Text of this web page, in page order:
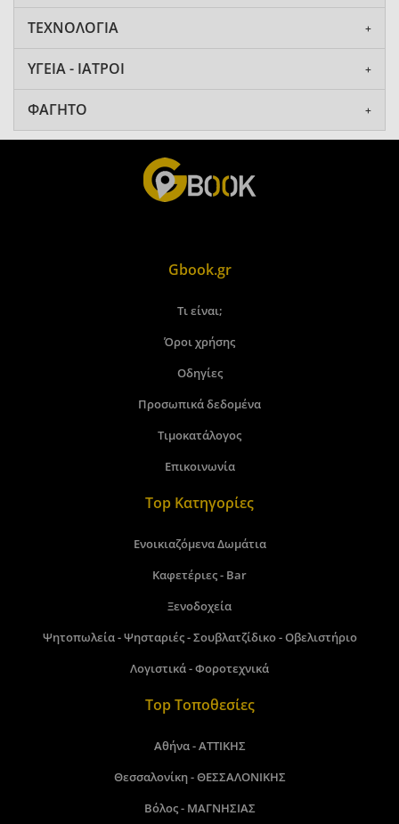
ΤΕΧΝΟΛΟΓΙΑ
ΥΓΕΙΑ - ΙΑΤΡΟΙ
ΦΑΓΗΤΟ
Gbook.gr
Τι είναι;
Όροι χρήσης
Οδηγίες
Προσωπικά δεδομένα
Τιμοκατάλογος
Επικοινωνία
Top Κατηγορίες
Ενοικιαζόμενα Δωμάτια
Καφετέριες - Bar
Ξενοδοχεία
Ψητοπωλεία - Ψησταριές - Σουβλατζίδικο - Οβελιστήριο
Λογιστικά - Φοροτεχνικά
Top Τοποθεσίες
Αθήνα - ΑΤΤΙΚΗΣ
Θεσσαλονίκη - ΘΕΣΣΑΛΟΝΙΚΗΣ
Βόλος - ΜΑΓΝΗΣΙΑΣ